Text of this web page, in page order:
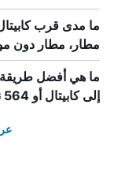
مطار، مطار دون
ما هي أفضل
إلى كابيتال أو 564 ناتشر بوتيك هوتل؟